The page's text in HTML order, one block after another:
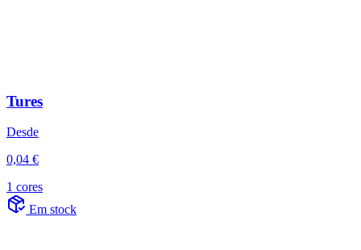
Tures
Desde
0,04 €
1 cores
Em stock